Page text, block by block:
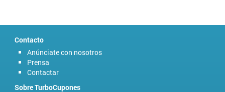
Contacto
Anúnciate con nosotros
Prensa
Contactar
Sobre TurboCupones